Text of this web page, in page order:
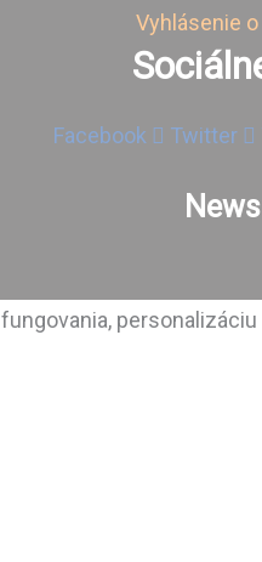
Vyhlásenie
Facebook Twitter